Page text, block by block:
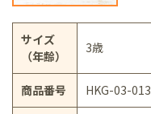
サイズ
（年齢）
3歳
商品番号 HKG-03-013